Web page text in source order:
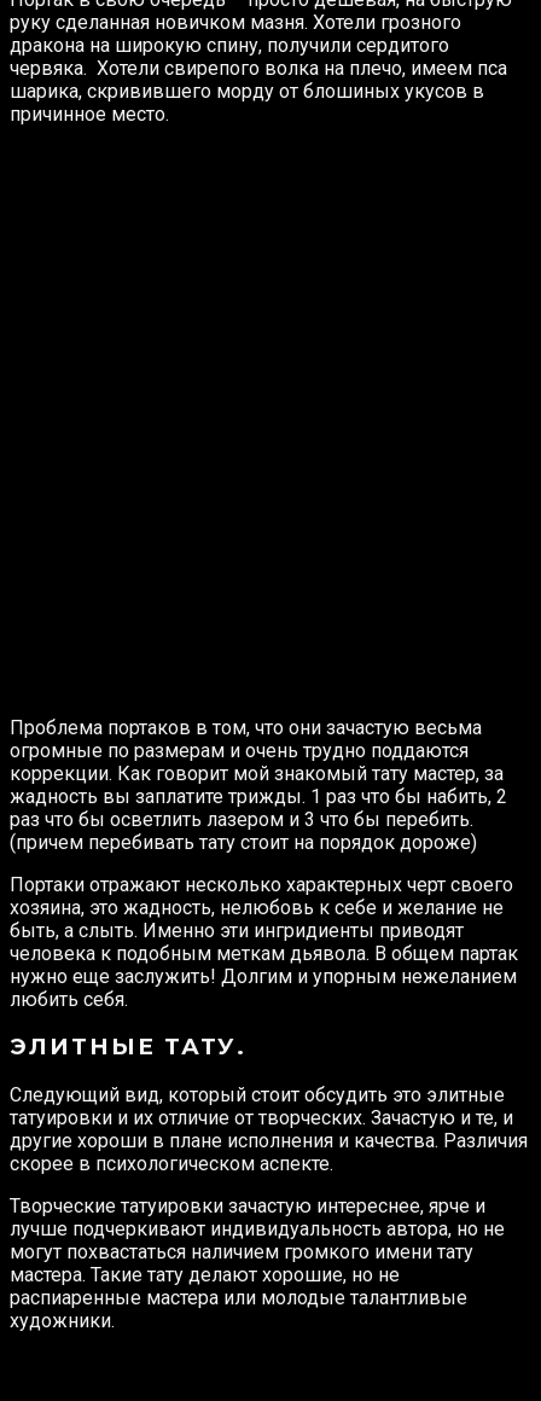
руку сделанная новичком мазня. Хотели грозного
дракона на широкую спину, получили сердитого
червяка. Хотели свирепого волка на плечо, имеем пса
шарика, скривившего морду от блошиных укусов в
причинное место.
Проблема портаков в том, что они зачастую весьма
огромные по размерам и очень трудно поддаются
коррекции. Как говорит мой знакомый тату мастер, за
жадность вы заплатите трижды. 1 раз что бы набить, 2
раз что бы осветлить лазером и 3 что бы перебить.
(причем перебивать тату стоит на порядок дороже)
Портаки отражают несколько характерных черт своего
хозяина, это жадность, нелюбовь к себе и желание не
быть, а слыть. Именно эти ингридиенты приводят
человека к подобным меткам дьявола. В общем партак
нужно еще заслужить! Долгим и упорным нежеланием
любить себя.
ЭЛИТНЫЕ ТАТУ.
Следующий вид, который стоит обсудить это элитные
татуировки и их отличие от творческих. Зачастую и те, и
другие хороши в плане исполнения и качества. Различия
скорее в психологическом аспекте.
Творческие татуировки зачастую интереснее, ярче и
лучше подчеркивают индивидуальность автора, но не
могут похвастаться наличием громкого имени тату
мастера. Такие тату делают хорошие, но не
распиаренные мастера или молодые талантливые
художники.